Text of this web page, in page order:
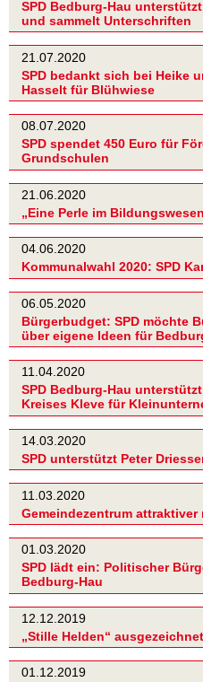
SPD Bedburg-Hau
und sammelt Unterschriften
21.07.2020
SPD bedankt sich bei Heike
Hasselt für Blühwiese
08.07.2020
SPD spendet 450 Euro für
Grundschulen
21.06.2020
„Eine Perle im
04.06.2020
Kommunalwahl 2020: SPD
06.05.2020
Bürgerbudget: SPD möchte
über eigene Ideen für
11.04.2020
SPD Bedburg-Hau
Kreises Kleve für
14.03.2020
SPD unterstützt Peter
11.03.2020
Gemeindezentrum attraktiver
01.03.2020
SPD lädt ein: Politischer
Bedburg-Hau
12.12.2019
„Stille Helden“ ausgezeichnet
01.12.2019